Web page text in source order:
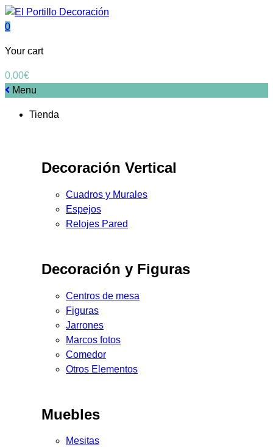
0
Your cart
0,00€
Menu
Tienda
Decoración Vertical
Cuadros y Murales
Espejos
Relojes Pared
Decoración y Figuras
Centros de mesa
Figuras
Jarrones
Marcos fotos
Comedor
Otros Elementos
Muebles
Mesitas